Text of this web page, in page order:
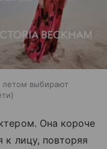
летом выбирают
Она короче
к лицу, повторяя